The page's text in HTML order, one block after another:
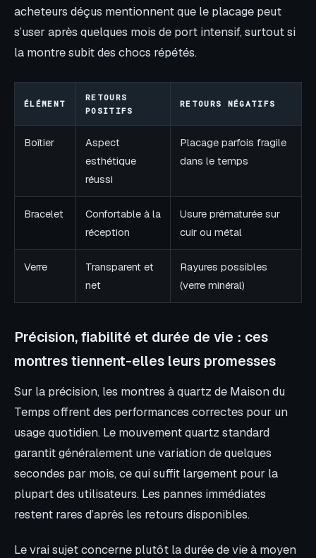
acheteurs déçus mentionnent que le placage peut
s’user après quelques mois de port intensif, surtout si
la montre subit des chocs répétés.
ÉLÉMENT
RETOURS
POSITIFS
RETOURS NÉGATIFS
Boîtier
Aspect
esthétique
réussi
Placage parfois fragile
dans le temps
Bracelet
Confortable à la
réception
Usure prématurée sur
cuir ou métal
Verre
Transparent et
net
Rayures possibles
(verre minéral)
Précision, fiabilité et durée de vie : ces
montres tiennent-elles leurs promesses
Sur la précision, les montres à quartz de Maison du
Temps offrent des performances correctes pour un
usage quotidien. Le mouvement quartz standard
garantit généralement une variation de quelques
secondes par mois, ce qui suffit largement pour la
plupart des utilisateurs. Les pannes immédiates
restent rares d’après les retours disponibles.
Le vrai sujet concerne plutôt la durée de vie à moyen